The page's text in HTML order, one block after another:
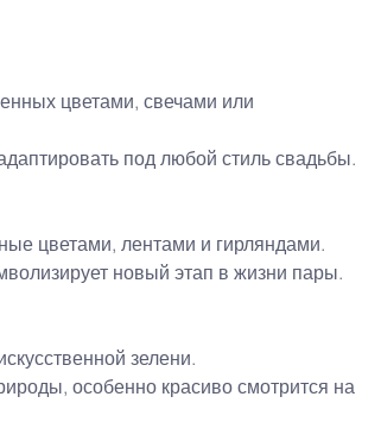
цветами, свечами или
под любой стиль свадьбы.
цветами, лентами и гирляндами.
новый этап в жизни пары.
зелени.
особенно красиво смотрится на